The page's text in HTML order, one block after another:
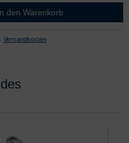
mit Schraubdeckel
den Warenkorb
Versandkosten